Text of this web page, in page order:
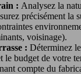
: Analysez la
précisément la
voisinage).
: Déterminez
le budget de votre
compte du